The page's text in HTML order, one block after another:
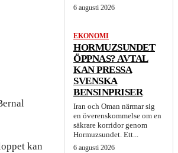
kan
6 augusti 2026
EKONOMI
HORMUZSUNDET
ÖPPNAS? AVTAL
KAN PRESSA
SVENSKA
BENSINPRISER
Iran och Oman närmar sig
en överenskommelse om en
säkrare korridor genom
Hormuzsundet. Ett...
6 augusti 2026